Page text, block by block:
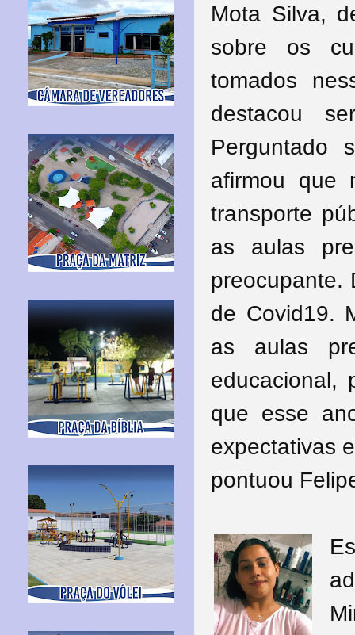
Mota Silva,
sobre os
tomados
destacou
Perguntado
afirmou que
transporte
as aulas
preocupante.
de Covid19.
as aulas
educacional,
que esse
expectativas
pontuou